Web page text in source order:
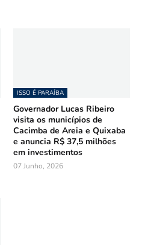
ISSO É PARAÍBA
Governador Lucas Ribeiro
visita os municípios de
Cacimba de Areia e Quixaba
e anuncia R$ 37,5 milhões
em investimentos
07 Junho, 2026